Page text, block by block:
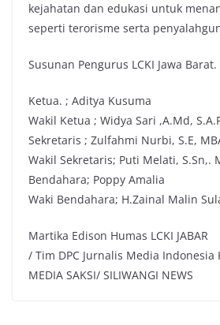
kejahatan dan edukasi untuk
seperti terorisme serta
Susunan Pengurus LCKI Jawa Barat.
Ketua. ; Aditya Kusuma
Wakil Ketua ; Widya Sari ,A.Md,
Sekretaris ; Zulfahmi Nurbi, S.E,
Wakil Sekretaris; Puti Melati, S.Sn,.
Bendahara; Poppy Amalia
Waki Bendahara; H.Zainal Malin
Martika Edison Humas LCKI JABAR
/ Tim DPC Jurnalis Media Indonesia
MEDIA SAKSI/ SILIWANGI NEWS